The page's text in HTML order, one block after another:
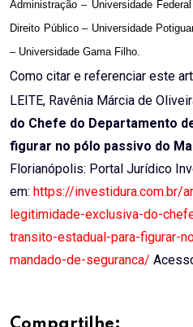
Administração – Universidade
Direito Público – Universidade
– Universidade Gama Filho.
Como citar e referenciar este
LEITE, Ravênia Márcia de
do Chefe do Departamento
figurar no pólo passivo do
Florianópolis: Portal Jurídico
em: https://investidura.com.br/
legitimidade-exclusiva-do-
transito-estadual-para-figurar-
mandado-de-seguranca/